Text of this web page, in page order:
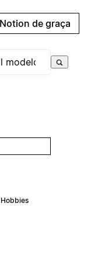
de graça
Hobbies